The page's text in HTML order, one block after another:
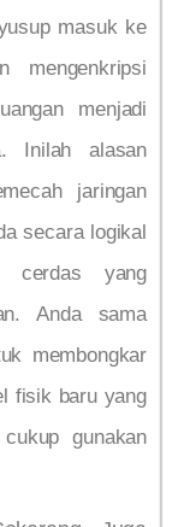
masuk ke
mengenkripsi
menjadi
Inilah alasan
jaringan
secara logikal
cerdas yang
Anda sama
membongkar
fisik baru yang
gunakan